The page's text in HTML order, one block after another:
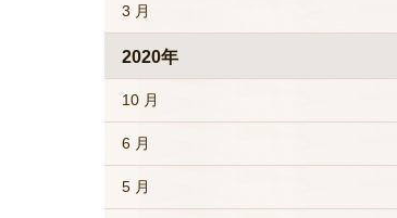
3 月
2020年
10 月
6 月
5 月